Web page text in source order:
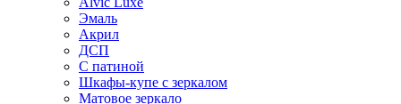
Эмаль
Акрил
ДСП
С патиной
Шкафы-купе с зеркалом
Матовое зеркало